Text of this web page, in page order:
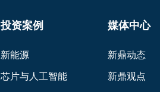
投资案例
新能源
芯片与人工智能
媒体中心
新鼎动态
新鼎观点